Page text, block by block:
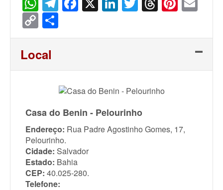
Copy
Link
Local
Casa do Benin - Pelourinho
Endereço: Rua Padre Agostinho Gomes, 17,
Pelourinho.
Cidade: Salvador
Estado: Bahia
CEP: 40.025-280.
Telefone: